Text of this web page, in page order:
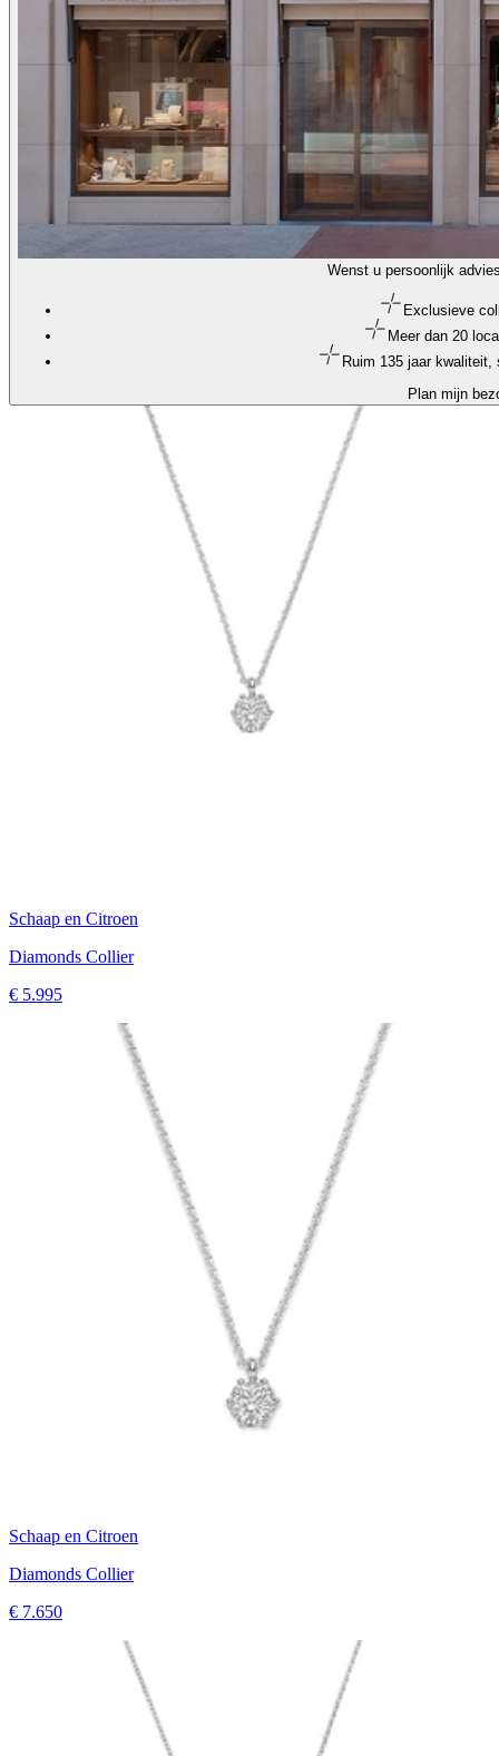
Wenst u persoonlijk
Exclusieve
Meer dan 20
Ruim 135 jaar
Plan mijn
Schaap en Citroen
Diamonds Collier
€ 5.995
Schaap en Citroen
Diamonds Collier
€ 7.650